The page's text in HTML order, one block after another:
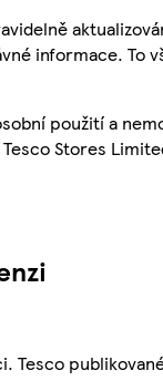
informace. To
použití a
Stores
Tesco